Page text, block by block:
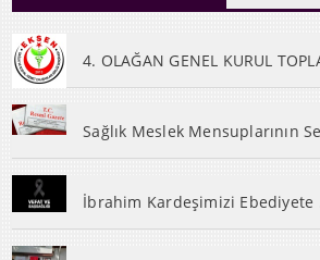
4. OLAĞAN GENEL KURUL
Sağlık Meslek Mensuplarının
İbrahim Kardeşimizi Ebediyete